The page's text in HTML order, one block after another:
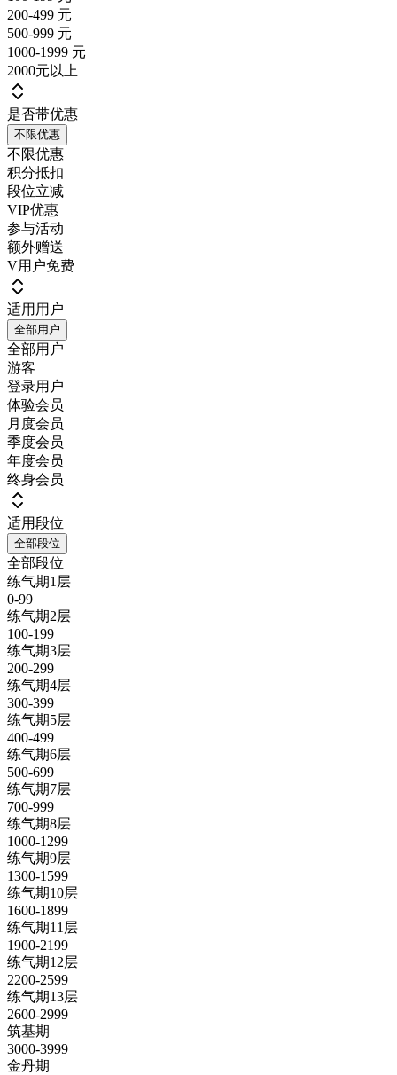
200-499 元
500-999 元
1000-1999 元
2000元以上
是否带优惠
不限优惠
不限优惠
积分抵扣
段位立减
VIP优惠
参与活动
额外赠送
V用户免费
适用用户
全部用户
全部用户
游客
登录用户
体验会员
月度会员
季度会员
年度会员
终身会员
适用段位
全部段位
全部段位
练气期1层
0-99
练气期2层
100-199
练气期3层
200-299
练气期4层
300-399
练气期5层
400-499
练气期6层
500-699
练气期7层
700-999
练气期8层
1000-1299
练气期9层
1300-1599
练气期10层
1600-1899
练气期11层
1900-2199
练气期12层
2200-2599
练气期13层
2600-2999
筑基期
3000-3999
金丹期